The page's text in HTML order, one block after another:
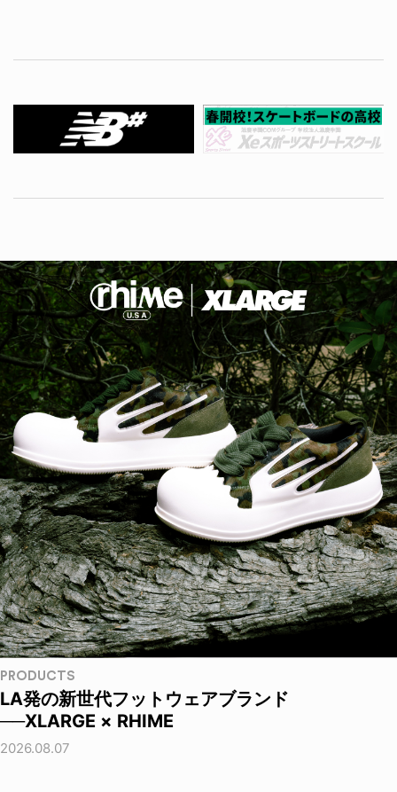
PRODUCTS
LA発の新世代フットウェアブランド
──XLARGE × RHIME
2026.08.07